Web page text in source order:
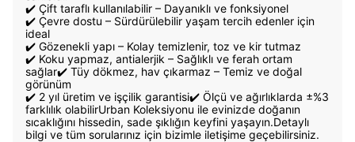
✔️ Çift taraflı kullanılabilir – Dayanıklı ve fonksiyonel
✔️ Çevre dostu – Sürdürülebilir yaşam tercih edenler için
ideal
✔️ Gözenekli yapı – Kolay temizlenir, toz ve kir tutmaz
✔️ Koku yapmaz, antialerjik – Sağlıklı ve ferah ortam
sağlar✔️ Tüy dökmez, hav çıkarmaz – Temiz ve doğal
görünüm
✔️ 2 yıl üretim ve işçilik garantisi✔️ Ölçü ve ağırlıklarda ±%3
farklılık olabilirUrban Koleksiyonu ile evinizde doğanın
sıcaklığını hissedin, sade şıklığın keyfini yaşayın.Detaylı
bilgi ve tüm sorularınız için bizimle iletişime geçebilirsiniz.